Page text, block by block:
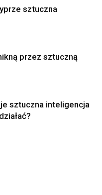
sztuczna
przez sztuczną
sztuczna inteligencja